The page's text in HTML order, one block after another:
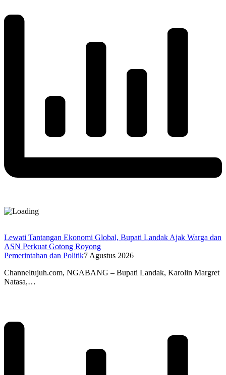
Lewati Tantangan Ekonomi Global, Bupati Landak Ajak Warga dan
ASN Perkuat Gotong Royong
Pemerintahan dan Politik7 Agustus 2026
Channeltujuh.com, NGABANG – Bupati Landak, Karolin Margret
Natasa,…